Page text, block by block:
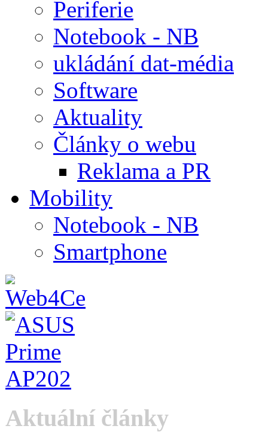
Periferie
Notebook - NB
ukládání dat-média
Software
Aktuality
Články o webu
Reklama a PR
Mobility
Notebook - NB
Smartphone
Aktuální články